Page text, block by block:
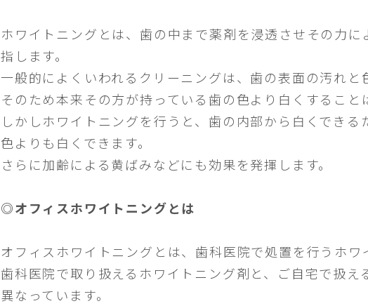
ホワイトニングとは、歯の中まで薬剤を浸透させその力
指します。
一般的によくいわれるクリーニングは、歯の表面の汚れと
そのため本来その方が持っている歯の色より白くすること
しかしホワイトニングを行うと、歯の内部から白くでき
色よりも白くできます。
さらに加齢による黄ばみなどにも効果を発揮します。
◎オフィスホワイトニングとは
オフィスホワイトニングとは、歯科医院で処置を行うホワ
歯科医院で取り扱えるホワイトニング剤と、ご自宅で扱
異なっています。